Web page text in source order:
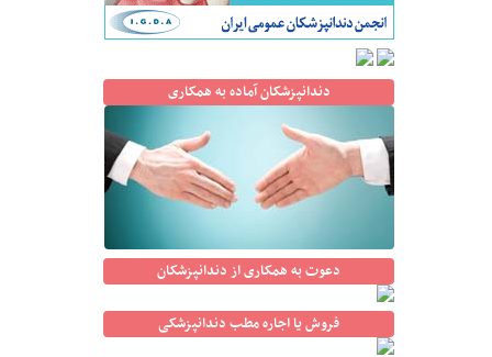
دندانپزشکان آماده به همکاری
دعوت به همکاری از دندانپزشکان
فروش یا اجاره مطب دندانپزشکی